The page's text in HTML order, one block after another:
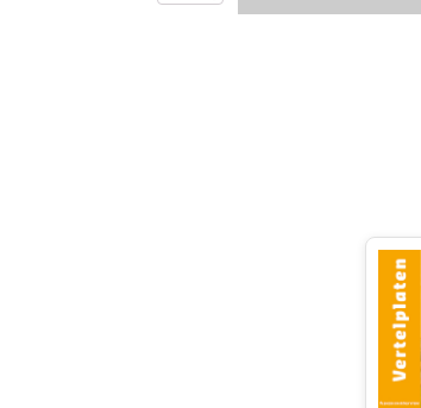
opruimspin